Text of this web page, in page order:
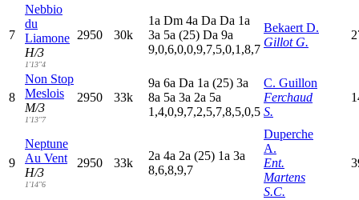
7
Nebbio
du
Liamone
H/3
1'13"4
2950 30k
1a Dm 4a Da Da 1a
3a 5a (25) Da 9a
9,0,6,0,0,9,7,5,0,1,8,7
Bekaert D.
Gillot G.
8
Non Stop
Meslois
M/3
1'13"7
2950 33k
9a 6a Da 1a (25) 3a
8a 5a 3a 2a 5a
1,4,0,9,7,2,5,7,8,5,0,5
C. Guillon
Ferchaud
S.
9
Neptune
Au Vent
H/3
1'14"6
2950 33k
2a 4a 2a (25) 1a 3a
8,6,8,9,7
Duperche
A.
Ent.
Martens
S.C.